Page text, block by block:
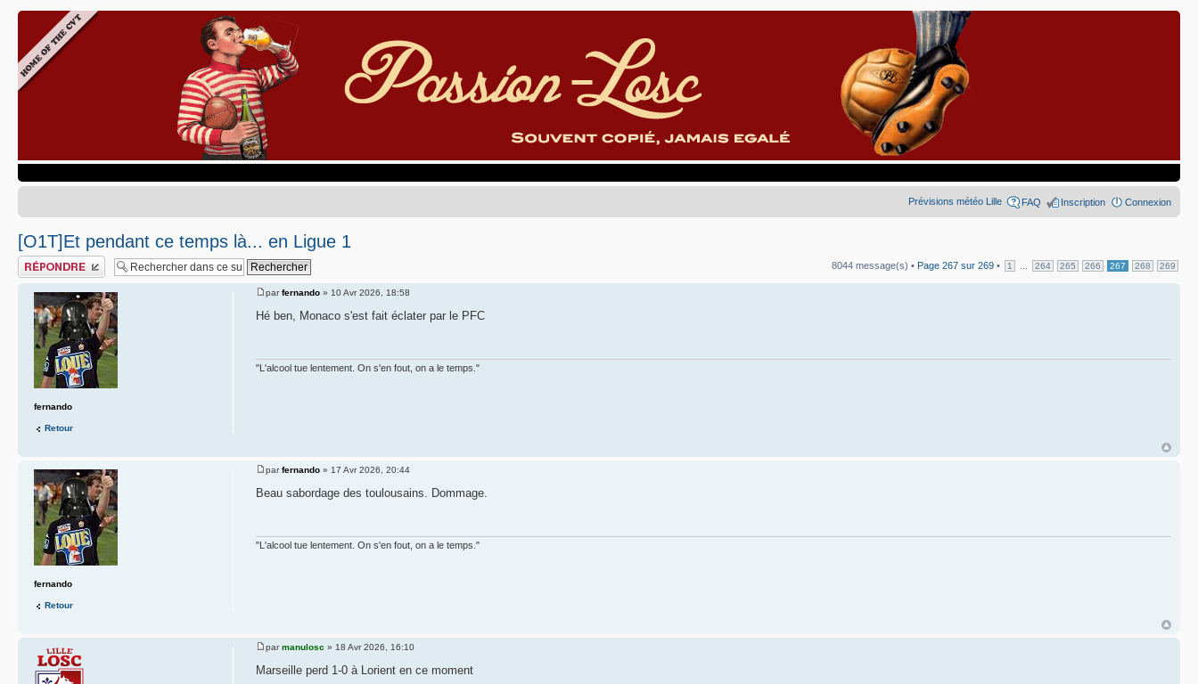
Prévisions météo Lille FAQ Inscription Connexion
[O1T]Et pendant ce temps là... en Ligue 1
Publier une réponse 8044 message(s) • Page 267 sur 269 • 1 264 265 266 267 268 269
parfernando» 10 Avr 2026, 18:58
Hé ben, Monaco s'est fait éclater par le PFC
"L'alcool tue lentement. On s'en fout, on a le temps."
fernando
Retour
parfernando» 17 Avr 2026, 20:44
Beau sabordage des toulousains. Dommage.
"L'alcool tue lentement. On s'en fout, on a le temps."
fernando
Retour
parmanulosc » 18 Avr 2026, 16:10
Marseille perd 1-0 à Lorient en ce moment